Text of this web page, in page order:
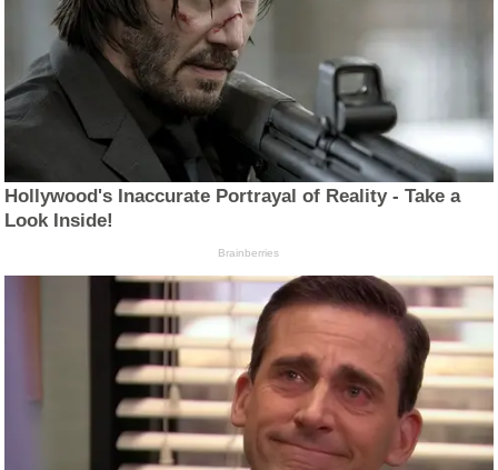
Hollywood's Inaccurate Portrayal of Reality - Take a
Look Inside!
Brainberries